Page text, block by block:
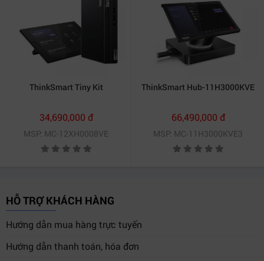
ThinkSmart Tiny Kit
34,690,000 đ
MSP: MC-12XH0008VE
ThinkSmart Hub-11H3000KVE
66,490,000 đ
MSP: MC-11H3000KVE3
HỖ TRỢ KHÁCH HÀNG
Hướng dẫn mua hàng trực tuyến
Hướng dẫn thanh toán, hóa đơn